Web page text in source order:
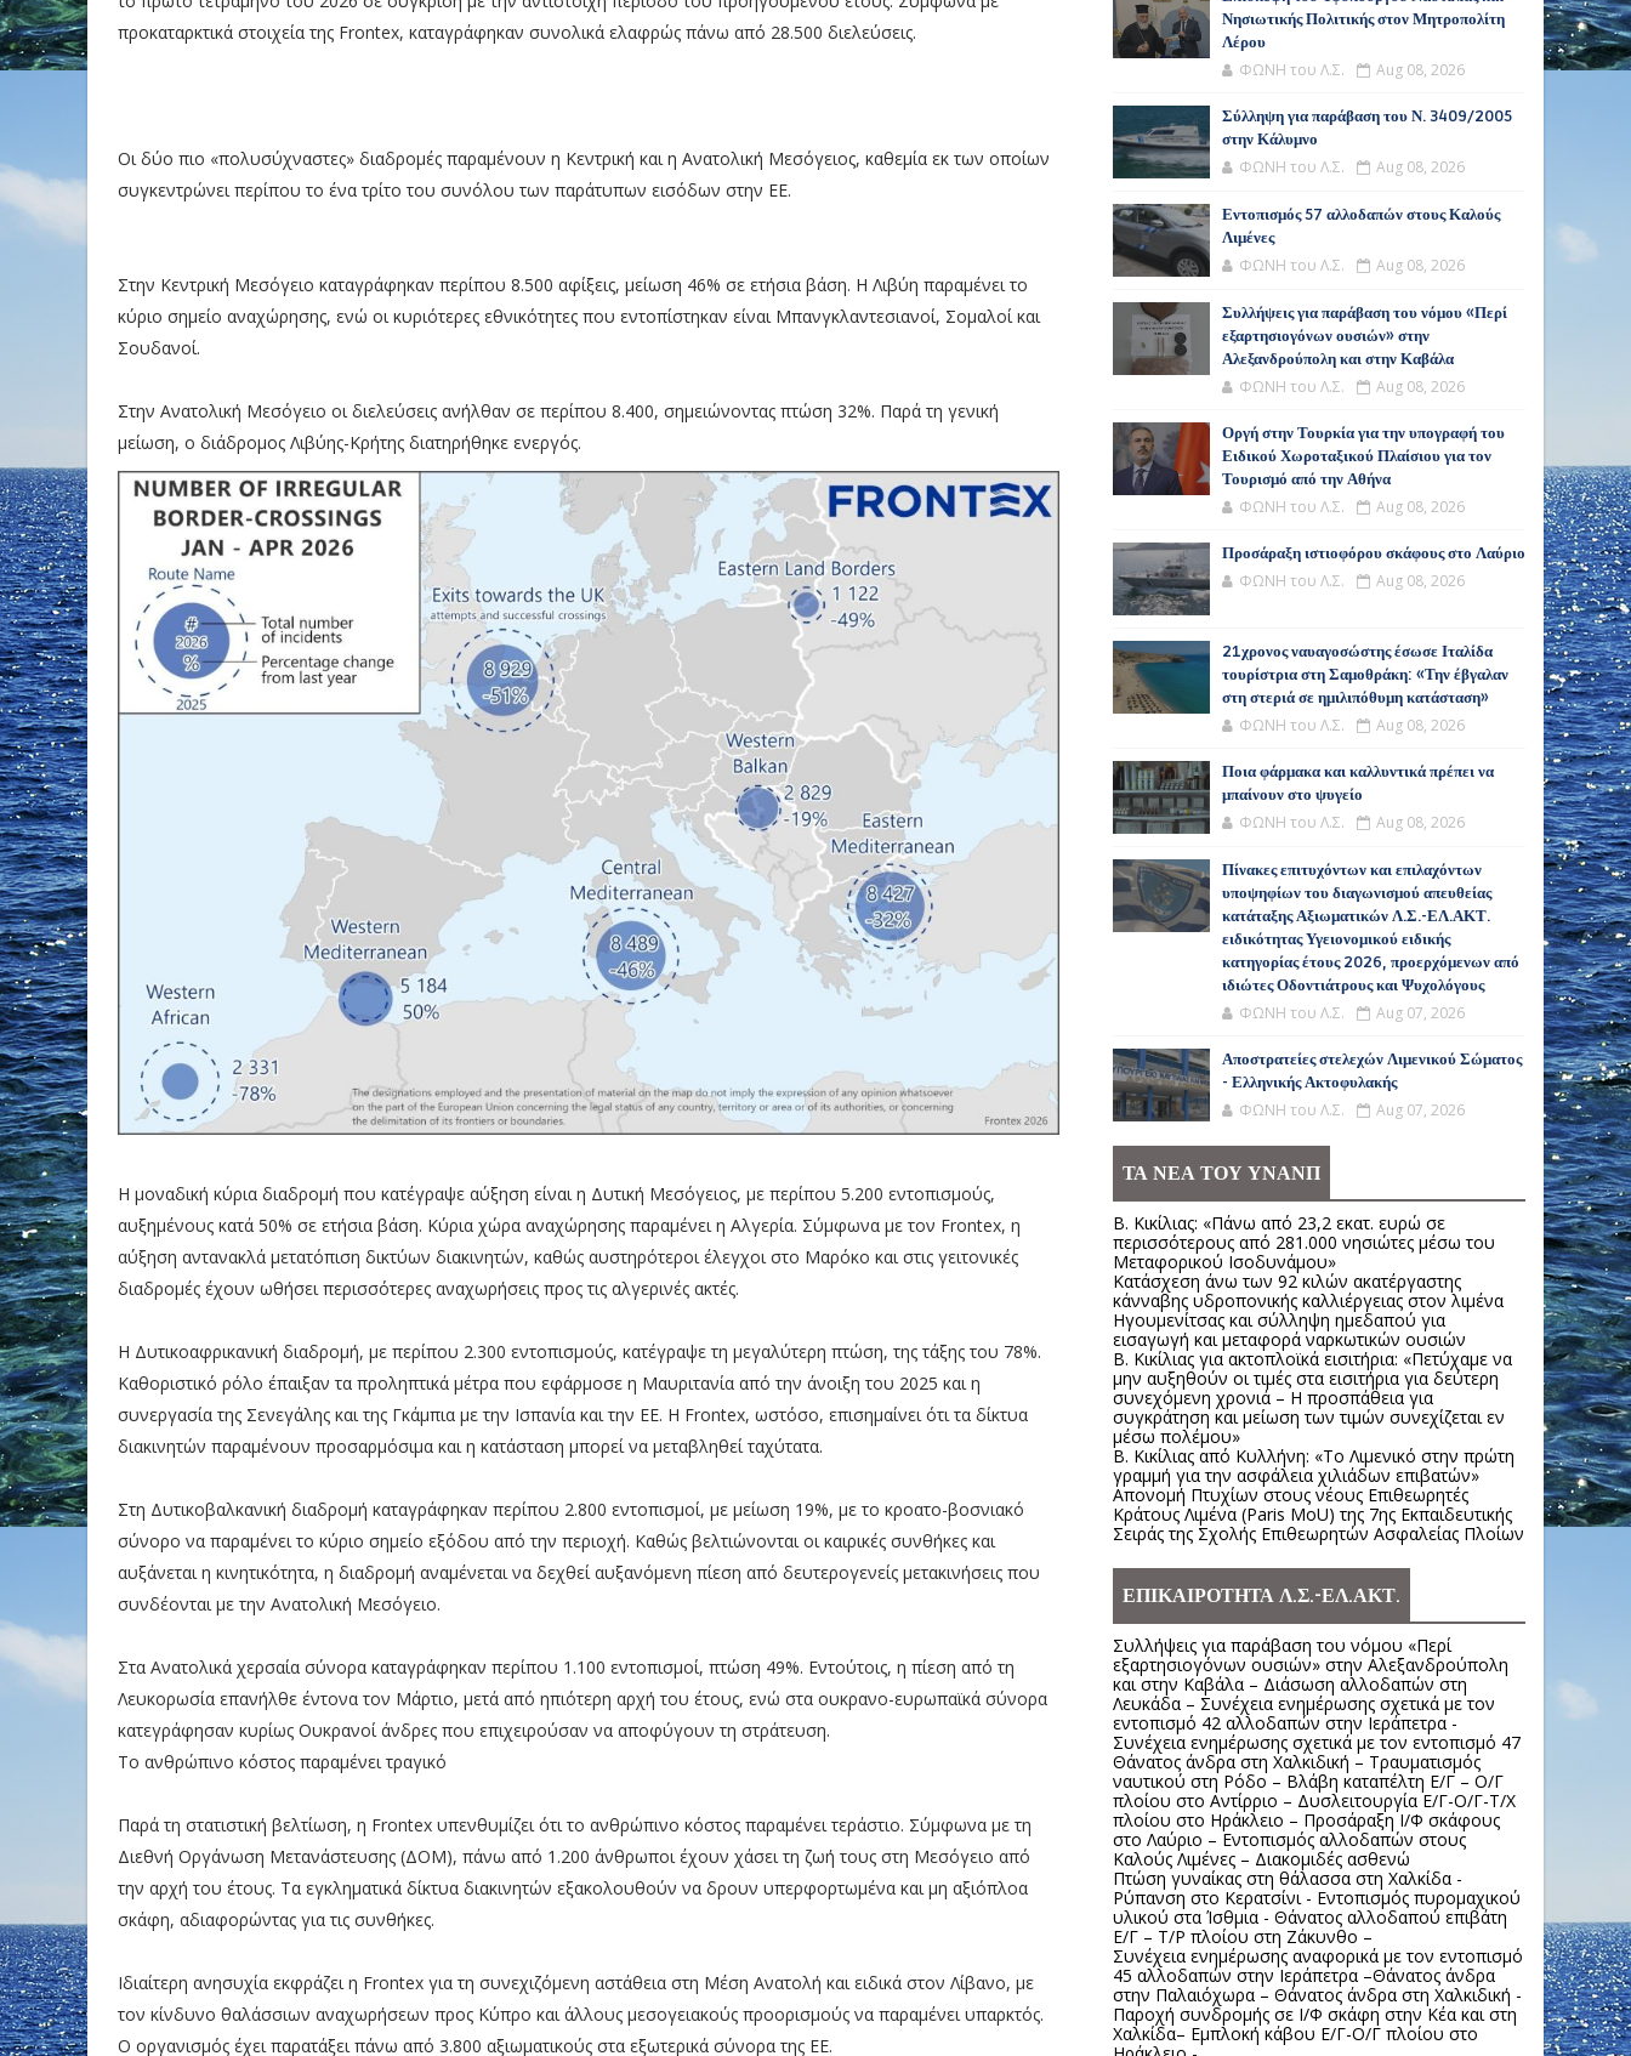
προκαταρκτικά στοιχεία της Frontex, καταγράφηκαν συνολικά ελαφρώς πάνω από 28.500 διελεύσεις.
Οι δύο πιο «πολυσύχναστες» διαδρομές παραμένουν η Κεντρική και η Ανατολική Μεσόγειος, καθεμία εκ των οποίων
συγκεντρώνει περίπου το ένα τρίτο του συνόλου των παράτυπων εισόδων στην ΕΕ.
Στην Κεντρική Μεσόγειο καταγράφηκαν περίπου 8.500 αφίξεις, μείωση 46% σε ετήσια βάση. Η Λιβύη παραμένει το
κύριο σημείο αναχώρησης, ενώ οι κυριότερες εθνικότητες που εντοπίστηκαν είναι Μπανγκλαντεσιανοί, Σομαλοί και
Σουδανοί.
Στην Ανατολική Μεσόγειο οι διελεύσεις ανήλθαν σε περίπου 8.400, σημειώνοντας πτώση 32%. Παρά τη γενική
μείωση, ο διάδρομος Λιβύης-Κρήτης διατηρήθηκε ενεργός.
Η μοναδική κύρια διαδρομή που κατέγραψε αύξηση είναι η Δυτική Μεσόγειος, με περίπου 5.200 εντοπισμούς,
αυξημένους κατά 50% σε ετήσια βάση. Κύρια χώρα αναχώρησης παραμένει η Αλγερία. Σύμφωνα με τoν Frontex, η
αύξηση αντανακλά μετατόπιση δικτύων διακινητών, καθώς αυστηρότεροι έλεγχοι στο Μαρόκο και στις γειτονικές
διαδρομές έχουν ωθήσει περισσότερες αναχωρήσεις προς τις αλγερινές ακτές.
Η Δυτικοαφρικανική διαδρομή, με περίπου 2.300 εντοπισμούς, κατέγραψε τη μεγαλύτερη πτώση, της τάξης του 78%.
Καθοριστικό ρόλο έπαιξαν τα προληπτικά μέτρα που εφάρμοσε η Μαυριτανία από την άνοιξη του 2025 και η
συνεργασία της Σενεγάλης και της Γκάμπια με την Ισπανία και την ΕΕ. Η Frontex, ωστόσο, επισημαίνει ότι τα δίκτυα
διακινητών παραμένουν προσαρμόσιμα και η κατάσταση μπορεί να μεταβληθεί ταχύτατα.
Στη Δυτικοβαλκανική διαδρομή καταγράφηκαν περίπου 2.800 εντοπισμοί, με μείωση 19%, με το κροατο-βοσνιακό
σύνορο να παραμένει το κύριο σημείο εξόδου από την περιοχή. Καθώς βελτιώνονται οι καιρικές συνθήκες και
αυξάνεται η κινητικότητα, η διαδρομή αναμένεται να δεχθεί αυξανόμενη πίεση από δευτερογενείς μετακινήσεις που
συνδέονται με την Ανατολική Μεσόγειο.
Στα Ανατολικά χερσαία σύνορα καταγράφηκαν περίπου 1.100 εντοπισμοί, πτώση 49%. Εντούτοις, η πίεση από τη
Λευκορωσία επανήλθε έντονα τον Μάρτιο, μετά από ηπιότερη αρχή του έτους, ενώ στα ουκρανο-ευρωπαϊκά σύνορα
κατεγράφησαν κυρίως Ουκρανοί άνδρες που επιχειρούσαν να αποφύγουν τη στράτευση.
Το ανθρώπινο κόστος παραμένει τραγικό
Παρά τη στατιστική βελτίωση, η Frontex υπενθυμίζει ότι το ανθρώπινο κόστος παραμένει τεράστιο. Σύμφωνα με τη
Διεθνή Οργάνωση Μετανάστευσης (ΔΟΜ), πάνω από 1.200 άνθρωποι έχουν χάσει τη ζωή τους στη Μεσόγειο από
την αρχή του έτους. Τα εγκληματικά δίκτυα διακινητών εξακολουθούν να δρουν υπερφορτωμένα και μη αξιόπλοα
σκάφη, αδιαφορώντας για τις συνθήκες.
Ιδιαίτερη ανησυχία εκφράζει η Frontex για τη συνεχιζόμενη αστάθεια στη Μέση Ανατολή και ειδικά στον Λίβανο, με
τον κίνδυνο θαλάσσιων αναχωρήσεων προς Κύπρο και άλλους μεσογειακούς προορισμούς να παραμένει υπαρκτός.
Ο οργανισμός έχει παρατάξει πάνω από 3.800 αξιωματικούς στα εξωτερικά σύνορα της ΕΕ.
Νησιωτικής Πολιτικής στον Μητροπολίτη
Λέρου
ΦΩΝΗ του Λ.Σ. Aug 08, 2026
Σύλληψη για παράβαση του Ν. 3409/2005
στην Κάλυμνο
ΦΩΝΗ του Λ.Σ. Aug 08, 2026
Εντοπισμός 57 αλλοδαπών στους Καλούς
Λιμένες
ΦΩΝΗ του Λ.Σ. Aug 08, 2026
Συλλήψεις για παράβαση του νόμου «Περί
εξαρτησιογόνων ουσιών» στην
Αλεξανδρούπολη και στην Καβάλα
ΦΩΝΗ του Λ.Σ. Aug 08, 2026
Οργή στην Τουρκία για την υπογραφή του
Ειδικού Χωροταξικού Πλαίσιου για τον
Τουρισμό από την Αθήνα
ΦΩΝΗ του Λ.Σ. Aug 08, 2026
Προσάραξη ιστιοφόρου σκάφους στο Λαύριο
ΦΩΝΗ του Λ.Σ. Aug 08, 2026
21χρονος ναυαγοσώστης έσωσε Ιταλίδα
τουρίστρια στη Σαμοθράκη: «Την έβγαλαν
στη στεριά σε ημιλιπόθυμη κατάσταση»
ΦΩΝΗ του Λ.Σ. Aug 08, 2026
Ποια φάρμακα και καλλυντικά πρέπει να
μπαίνουν στο ψυγείο
ΦΩΝΗ του Λ.Σ. Aug 08, 2026
Πίνακες επιτυχόντων και επιλαχόντων
υποψηφίων του διαγωνισμού απευθείας
κατάταξης Αξιωματικών Λ.Σ.-ΕΛ.ΑΚΤ.
ειδικότητας Υγειονομικού ειδικής
κατηγορίας έτους 2026, προερχόμενων από
ιδιώτες Οδοντιάτρους και Ψυχολόγους
ΦΩΝΗ του Λ.Σ. Aug 07, 2026
Αποστρατείες στελεχών Λιμενικού Σώματος
- Ελληνικής Ακτοφυλακής
ΦΩΝΗ του Λ.Σ. Aug 07, 2026
ΤΑ ΝΕΑ ΤΟΥ ΥΝΑΝΠ
Β. Κικίλιας: «Πάνω από 23,2 εκατ. ευρώ σε
περισσότερους από 281.000 νησιώτες μέσω του
Μεταφορικού Ισοδυνάμου»
Κατάσχεση άνω των 92 κιλών ακατέργαστης
κάνναβης υδροπονικής καλλιέργειας στον λιμένα
Ηγουμενίτσας και σύλληψη ημεδαπού για
εισαγωγή και μεταφορά ναρκωτικών ουσιών
Β. Κικίλιας για ακτοπλοϊκά εισιτήρια: «Πετύχαμε να
μην αυξηθούν οι τιμές στα εισιτήρια για δεύτερη
συνεχόμενη χρονιά – Η προσπάθεια για
συγκράτηση και μείωση των τιμών συνεχίζεται εν
μέσω πολέμου»
Β. Κικίλιας από Κυλλήνη: «Το Λιμενικό στην πρώτη
γραμμή για την ασφάλεια χιλιάδων επιβατών»
Απονομή Πτυχίων στους νέους Επιθεωρητές
Κράτους Λιμένα (Paris MoU) της 7ης Εκπαιδευτικής
Σειράς της Σχολής Επιθεωρητών Ασφαλείας Πλοίων
ΕΠΙΚΑΙΡΟΤΗΤΑ Λ.Σ.-ΕΛ.ΑΚΤ.
Συλλήψεις για παράβαση του νόμου «Περί
εξαρτησιογόνων ουσιών» στην Αλεξανδρούπολη
και στην Καβάλα – Διάσωση αλλοδαπών στη
Λευκάδα – Συνέχεια ενημέρωσης σχετικά με τον
εντοπισμό 42 αλλοδαπών στην Ιεράπετρα -
Συνέχεια ενημέρωσης σχετικά με τον εντοπισμό 47
Θάνατος άνδρα στη Χαλκιδική – Τραυματισμός
ναυτικού στη Ρόδο – Βλάβη καταπέλτη Ε/Γ – Ο/Γ
πλοίου στο Αντίρριο – Δυσλειτουργία Ε/Γ-Ο/Γ-Τ/Χ
πλοίου στο Ηράκλειο – Προσάραξη Ι/Φ σκάφους
στο Λαύριο – Εντοπισμός αλλοδαπών στους
Καλούς Λιμένες – Διακομιδές ασθενώ
Πτώση γυναίκας στη θάλασσα στη Χαλκίδα -
Ρύπανση στο Κερατσίνι - Εντοπισμός πυρομαχικού
υλικού στα Ίσθμια - Θάνατος αλλοδαπού επιβάτη
Ε/Γ – Τ/Ρ πλοίου στη Ζάκυνθο –
Συνέχεια ενημέρωσης αναφορικά με τον εντοπισμό
45 αλλοδαπών στην Ιεράπετρα –Θάνατος άνδρα
στην Παλαιόχωρα – Θάνατος άνδρα στη Χαλκιδική -
Παροχή συνδρομής σε Ι/Φ σκάφη στην Κέα και στη
Χαλκίδα– Εμπλοκή κάβου Ε/Γ-Ο/Γ πλοίου στο